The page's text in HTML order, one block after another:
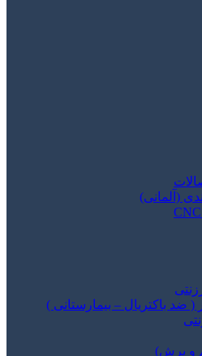
(آلمانی)
( ضد باکتریال – بیمارستانی )